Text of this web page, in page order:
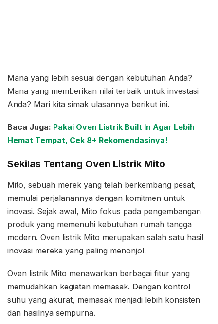
Mana yang lebih sesuai dengan kebutuhan Anda?
Mana yang memberikan nilai terbaik untuk investasi
Anda? Mari kita simak ulasannya berikut ini.
Baca Juga: Pakai Oven Listrik Built In Agar Lebih
Hemat Tempat, Cek 8+ Rekomendasinya!
Sekilas Tentang Oven Listrik Mito
Mito, sebuah merek yang telah berkembang pesat,
memulai perjalanannya dengan komitmen untuk
inovasi. Sejak awal, Mito fokus pada pengembangan
produk yang memenuhi kebutuhan rumah tangga
modern. Oven listrik Mito merupakan salah satu hasil
inovasi mereka yang paling menonjol.
Oven listrik Mito menawarkan berbagai fitur yang
memudahkan kegiatan memasak. Dengan kontrol
suhu yang akurat, memasak menjadi lebih konsisten
dan hasilnya sempurna.